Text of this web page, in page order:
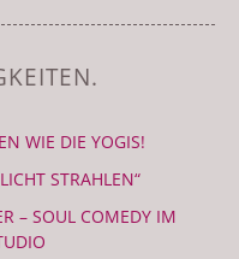
WIE DIE YOGIS!
STRAHLEN“
– SOUL COMEDY IM